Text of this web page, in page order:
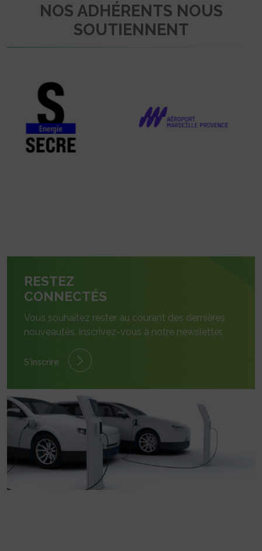
NOS ADHÉRENTS NOUS
SOUTIENNENT
RESTEZ
CONNECTÉS
Vous souhaitez rester au courant des dernières
nouveautés, inscrivez-vous à notre newsletter.
S'inscrire